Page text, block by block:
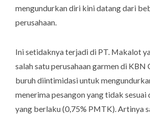
mengundurkan diri kini datang dari
perusahaan.
Ini setidaknya terjadi di PT. Makalot
salah satu perusahaan garmen di KBN
buruh diintimidasi untuk
menerima pesangon yang tidak sesuai
yang berlaku (0,75% PMTK). Artinya